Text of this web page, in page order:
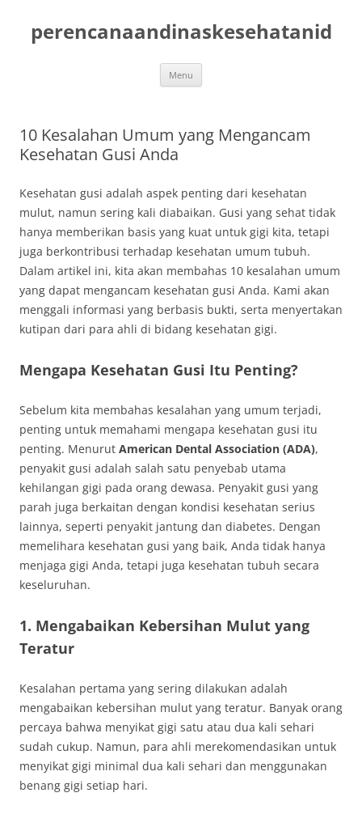
content
perencanaandinaskesehatanid
Menu
10 Kesalahan Umum yang Mengancam
Kesehatan Gusi Anda
Kesehatan gusi adalah aspek penting dari kesehatan
mulut, namun sering kali diabaikan. Gusi yang sehat tidak
hanya memberikan basis yang kuat untuk gigi kita, tetapi
juga berkontribusi terhadap kesehatan umum tubuh.
Dalam artikel ini, kita akan membahas 10 kesalahan umum
yang dapat mengancam kesehatan gusi Anda. Kami akan
menggali informasi yang berbasis bukti, serta menyertakan
kutipan dari para ahli di bidang kesehatan gigi.
Mengapa Kesehatan Gusi Itu Penting?
Sebelum kita membahas kesalahan yang umum terjadi,
penting untuk memahami mengapa kesehatan gusi itu
penting. Menurut American Dental Association (ADA),
penyakit gusi adalah salah satu penyebab utama
kehilangan gigi pada orang dewasa. Penyakit gusi yang
parah juga berkaitan dengan kondisi kesehatan serius
lainnya, seperti penyakit jantung dan diabetes. Dengan
memelihara kesehatan gusi yang baik, Anda tidak hanya
menjaga gigi Anda, tetapi juga kesehatan tubuh secara
keseluruhan.
1. Mengabaikan Kebersihan Mulut yang
Teratur
Kesalahan pertama yang sering dilakukan adalah
mengabaikan kebersihan mulut yang teratur. Banyak orang
percaya bahwa menyikat gigi satu atau dua kali sehari
sudah cukup. Namun, para ahli merekomendasikan untuk
menyikat gigi minimal dua kali sehari dan menggunakan
benang gigi setiap hari.